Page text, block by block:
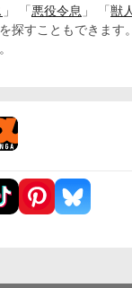
」 「 悪役令息 」 「 獣人
探すこともできます